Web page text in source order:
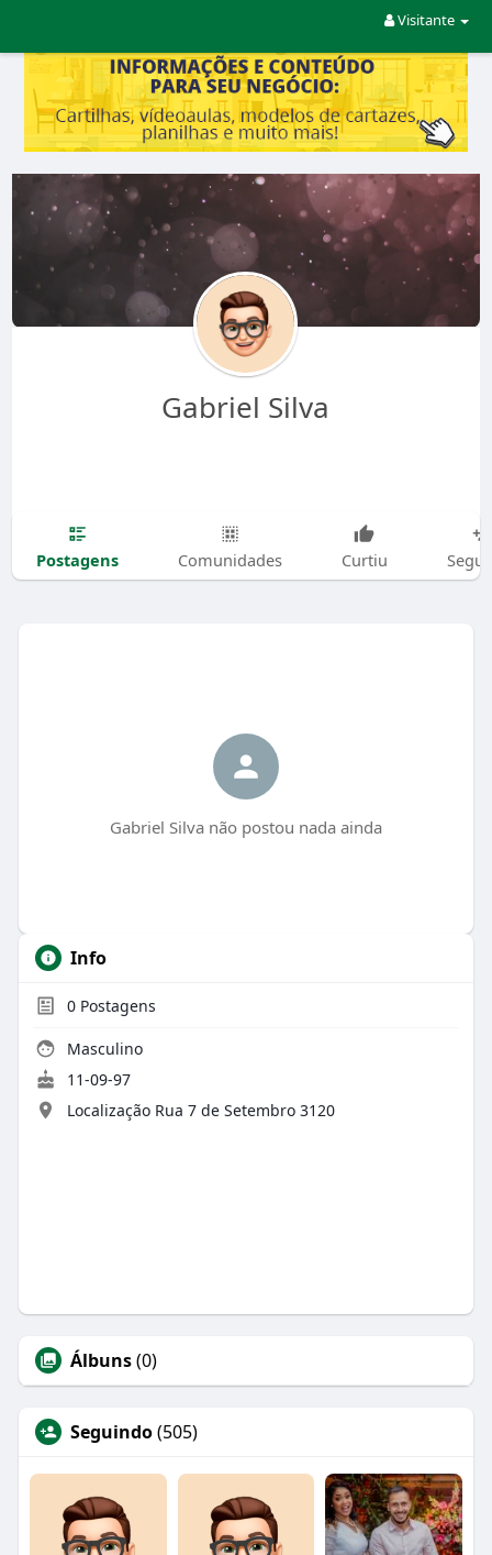
Visitante
Gabriel Silva
Postagens Comunidades Curtiu
Gabriel Silva não postou nada ainda
Info
0Postagens
Masculino
11-09-97
Localização Rua 7 de Setembro 3120
Álbuns(0)
Seguindo(505)